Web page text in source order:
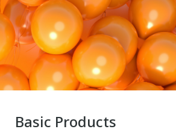
Basic Products